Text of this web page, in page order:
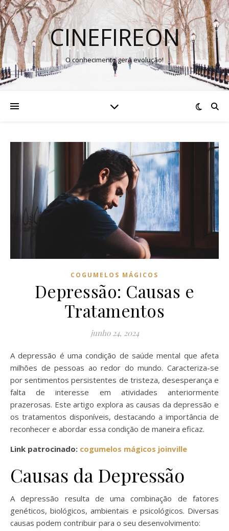
CINEFIREON
O conhecimento gera evolução!
COGUMELOS MÁGICOS
Depressão: Causas e
Tratamentos
junho 24, 2024
A depressão é uma condição de saúde mental que afeta
milhões de pessoas ao redor do mundo. Caracteriza-se
por sentimentos persistentes de tristeza, desesperança e
falta de interesse em atividades anteriormente
prazerosas. Este artigo explora as causas da depressão e
os tratamentos disponíveis, destacando a importância de
reconhecer e abordar essa condição de maneira eficaz.
Link patrocinado: cogumelos mágicos joinville
Causas da Depressão
A depressão resulta de uma combinação de fatores
genéticos, biológicos, ambientais e psicológicos. Diversas
causas podem contribuir para o seu desenvolvimento: